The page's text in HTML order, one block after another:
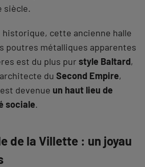
siècle.
historique, cette ancienne halle
poutres métalliques apparentes
est du plus pur style Baltard,
du Second Empire,
devenue un haut lieu de
sociale.
de la Villette : un joyau